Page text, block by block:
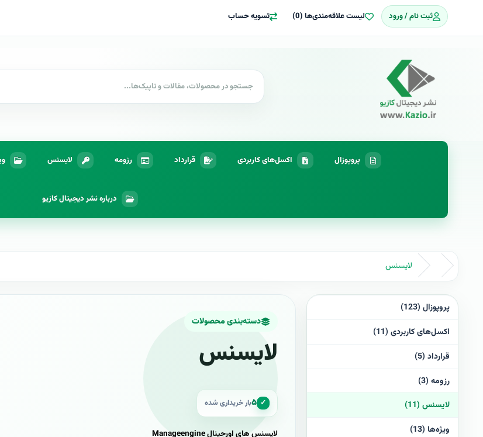
ثبت نام / ورود لیست علاقه‌مندی‌ها (0) تسویه حساب
پروپوزال اکسل‌های کاربردی قرارداد رزومه لایسنس
درباره نشر دیجیتال کازیو
لایسنس
دسته‌بندی محصولات
لایسنس
✓ ۵بار خریداری شده
لایسنس های اورجینال Manageengine
پروپوزال (123)
اکسل‌های کاربردی (11)
قرارداد (5)
رزومه (3)
لایسنس (11)
ویژه‌ها (13)